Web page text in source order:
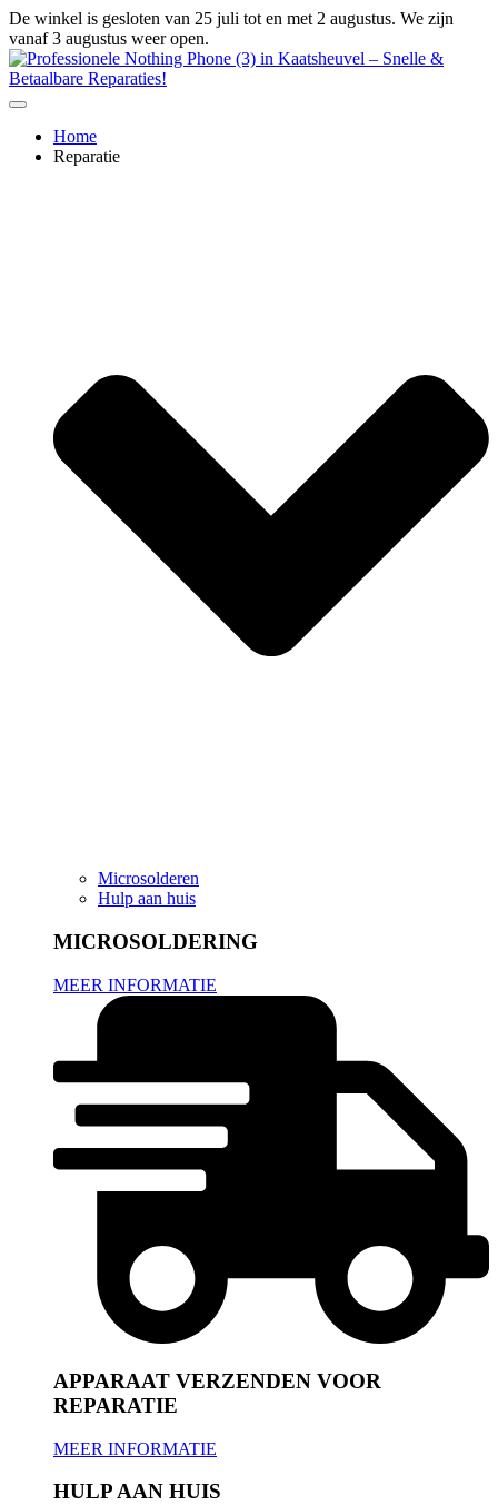
Ga
naar
de
inhoud
De winkel is gesloten van 25 juli tot en met 2 augustus. We zijn
vanaf 3 augustus weer open.
Home
Reparatie
Microsolderen
Hulp aan huis
MICROSOLDERING
MEER INFORMATIE
APPARAAT VERZENDEN VOOR
REPARATIE
MEER INFORMATIE
HULP AAN HUIS